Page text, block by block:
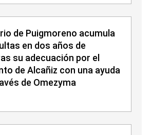
de Puigmoreno acumula
en dos años de
su adecuación por el
de Alcañiz con una ayuda
de Omezyma